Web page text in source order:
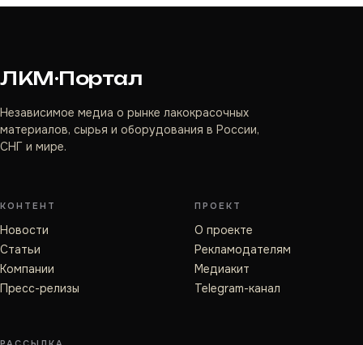
ЛКМ·Портал
Независимое медиа о рынке лакокрасочных
материалов, сырья и оборудования в России,
СНГ и мире.
КОНТЕНТ
Новости
Статьи
Компании
Пресс-релизы
ПРОЕКТ
О проекте
Рекламодателям
Медиакит
Telegram-канал